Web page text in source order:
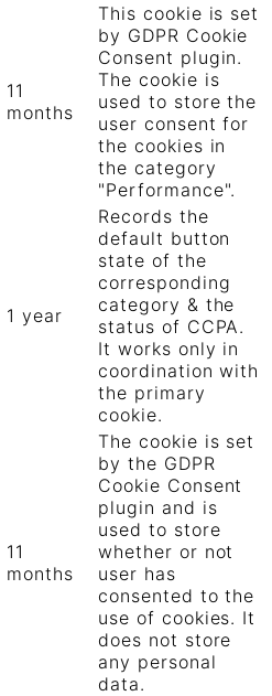
11
months
This cookie is set
by GDPR Cookie
Consent plugin.
The cookie is
used to store the
user consent for
the cookies in
the category
"Performance".
1 year
Records the
default button
state of the
corresponding
category & the
status of CCPA.
It works only in
coordination with
the primary
cookie.
11
months
The cookie is set
by the GDPR
Cookie Consent
plugin and is
used to store
whether or not
user has
consented to the
use of cookies. It
does not store
any personal
data.